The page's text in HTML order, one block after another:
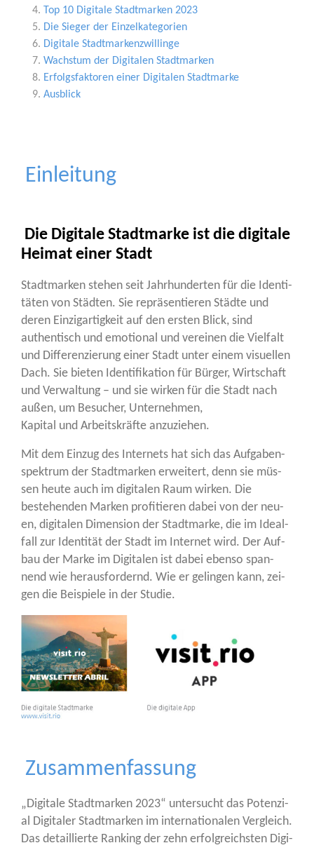
Top 10 Digi­ta­le Stadt­mar­ken 2023
Die Sie­ger der Einzelkategorien
Digi­ta­le Stadtmarkenzwillinge
Wachs­tum der Digi­ta­len Stadtmarken
Erfolgs­fak­to­ren einer Digi­ta­len Stadtmarke
Aus­blick
Einleitung
Die Digitale Stadtmarke ist die digitale
Heimat einer Stadt
Stadt­mar­ken ste­hen seit Jahr­hun­der­ten für die Iden­ti­
tä­ten von Städ­ten. Sie reprä­sen­tie­ren Städ­te und
deren Ein­zig­ar­tig­keit auf den ers­ten Blick, sind
authen­tisch und emo­tio­nal und ver­ei­nen die Viel­falt
und Dif­fe­ren­zie­rung einer Stadt unter einem visu­el­len
Dach. Sie bie­ten Iden­ti­fi­ka­ti­on für Bür­ger, Wirt­schaft
und Ver­wal­tung – und sie wir­ken für die Stadt nach
außen, um Besu­cher, Unter­neh­men,
Kapi­tal und Arbeits­kräf­te anzuziehen.
Mit dem Ein­zug des Inter­nets hat sich das Auf­ga­ben­
spek­trum der Stadt­mar­ken erwei­tert, denn sie müs­
sen heu­te auch im digi­ta­len Raum wir­ken. Die
bestehen­den Mar­ken pro­fi­tie­ren dabei von der neu­
en, digi­ta­len Dimen­si­on der Stadt­mar­ke, die im Ide­al­
fall zur Iden­ti­tät der Stadt im Inter­net wird. Der Auf­
bau der Mar­ke im Digi­ta­len ist dabei eben­so span­
nend wie her­aus­for­dernd. Wie er gelin­gen kann, zei­
gen die Bei­spie­le in der Studie.
Zusammenfassung
„Digi­ta­le Stadt­mar­ken 2023“ unter­sucht das Poten­zi­
al Digi­ta­ler Stadt­mar­ken im inter­na­tio­na­len Ver­gleich.
Das detail­lier­te Ran­king der zehn erfolg­reichs­ten Digi­